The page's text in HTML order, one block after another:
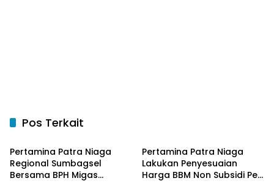
Pos Terkait
Bangka Belitung
Pertamina Patra Niaga
Regional Sumbagsel
Bersama BPH Migas
Pertamina Patra Niaga
Lakukan Penyesuaian
Harga BBM Non Subsidi Per
Bangka Belitung Bangka Belitung